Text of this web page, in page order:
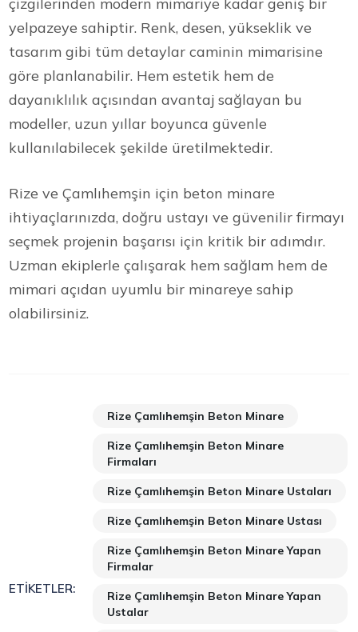
yelpazeye sahiptir. Renk, desen, yükseklik ve
tasarım gibi tüm detaylar caminin mimarisine
göre planlanabilir. Hem estetik hem de
dayanıklılık açısından avantaj sağlayan bu
modeller, uzun yıllar boyunca güvenle
kullanılabilecek şekilde üretilmektedir.
Rize ve Çamlıhemşin için beton minare
ihtiyaçlarınızda, doğru ustayı ve güvenilir firmayı
seçmek projenin başarısı için kritik bir adımdır.
Uzman ekiplerle çalışarak hem sağlam hem de
mimari açıdan uyumlu bir minareye sahip
olabilirsiniz.
ETIKETLER:
Rize Çamlıhemşin Beton Minare
Rize Çamlıhemşin Beton Minare
Firmaları
Rize Çamlıhemşin Beton Minare Ustaları
Rize Çamlıhemşin Beton Minare Ustası
Rize Çamlıhemşin Beton Minare Yapan
Firmalar
Rize Çamlıhemşin Beton Minare Yapan
Ustalar